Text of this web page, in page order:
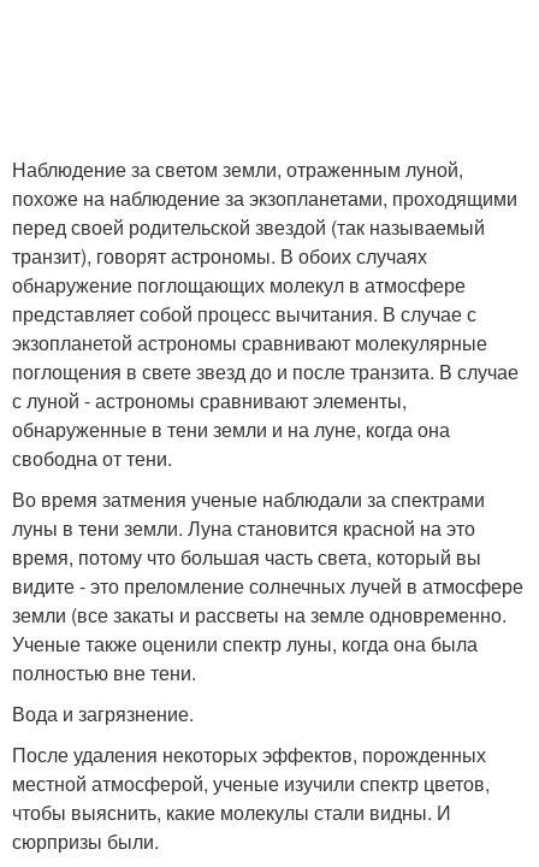
Наблюдение за светом земли, отраженным луной,
похоже на наблюдение за экзопланетами, проходящими
перед своей родительской звездой (так называемый
транзит), говорят астрономы. В обоих случаях
обнаружение поглощающих молекул в атмосфере
представляет собой процесс вычитания. В случае с
экзопланетой астрономы сравнивают молекулярные
поглощения в свете звезд до и после транзита. В случае
с луной - астрономы сравнивают элементы,
обнаруженные в тени земли и на луне, когда она
свободна от тени.
Во время затмения ученые наблюдали за спектрами
луны в тени земли. Луна становится красной на это
время, потому что большая часть света, который вы
видите - это преломление солнечных лучей в атмосфере
земли (все закаты и рассветы на земле одновременно.
Ученые также оценили спектр луны, когда она была
полностью вне тени.
Вода и загрязнение.
После удаления некоторых эффектов, порожденных
местной атмосферой, ученые изучили спектр цветов,
чтобы выяснить, какие молекулы стали видны. И
сюрпризы были.